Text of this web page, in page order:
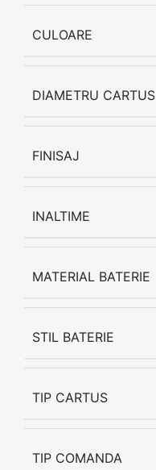
CULOARE
DIAMETRU CARTUS
FINISAJ
INALTIME
MATERIAL BATERIE
STIL BATERIE
TIP CARTUS
TIP COMANDA